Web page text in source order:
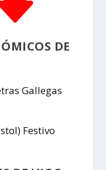
DE
Gallegas
Festivo